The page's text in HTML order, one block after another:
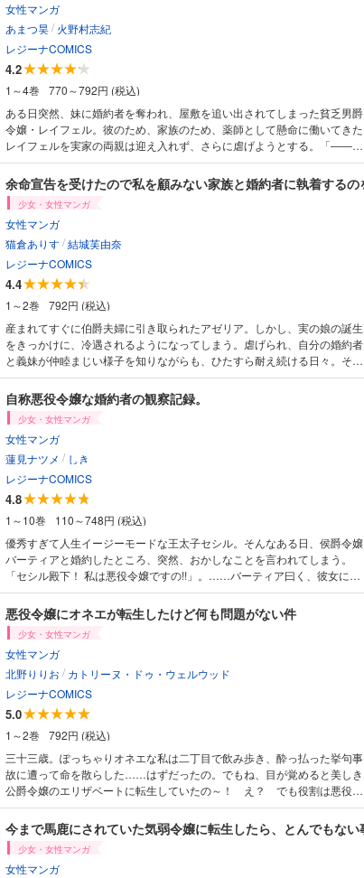
女性マンガ
あまつ昊/ 火野村志紀
レジーナCOMICS
4.2
1～4巻
770～792円 (税込)
ある日突然、妹に婚約者を奪われ、屋敷を追い出されてしまった貧乏男爵
令嬢・レイフェル。彼のため、家族のため、薬師として懸命に働いてきた
レイフェルを実家の両親は迎え入れず、さらに虐げようとする。「――あ
ぁもう我慢の限界です。」実家を飛び出し、一人で新しい人生を始めよう
と決意したレイフェルだけど、とある村で薬師として働くうちに、秘めら
れた才能が発覚して――!? 天才薬師のチートすぎるセカンドライフ、開
幕！少女・女性マンガ
女性マンガ
猫倉ありす/結城芙由奈
レジーナCOMICS
4.4
1～2巻
792円 (税込)
産まれてすぐに伯爵夫婦に引き取られたアゼリア。しかし、実の娘の誕生
をきっかけに、冷遇されるようになってしまう。虐げられ、自分の婚約者
と義妹が仲睦まじい様子を知りながらも、ひたすら耐え続ける日々。そん
なある時、余命半年と宣告される。病のことを家族に言い出せないアゼリ
アだったが、婚約者・マルセルに知られたことをきっかけに、次々にアゼ
リアの味方が増えていって――。絶望からの大逆転ハートフルストーリー
第１巻！
自称悪役令嬢な婚約者の観察記録。
少女・女性マンガ
女性マンガ
蓮見ナツメ / しき
レジーナCOMICS
4.8
1～10巻
110～748円 (税込)
優秀すぎて人生イージーモードな王太子セシル。そんなある日、侯爵令嬢
バーティアと婚約したところ、突然、おかしなことを言われてしまう。
「セシル殿下！ 私は悪役令嬢ですの!!」。……バーティア曰く、彼女には
前世の記憶があり、ここは『乙女ゲーム』の世界で、彼女はセシルとヒロ
インの仲を引き裂く『悪役令嬢』なのだという。立派な悪役になって婚約
破棄されることを目標に突っ走るバーティアは、退屈なセシルの日々に
次々と騒動を巻き起こし始めて――？ 異色のラブ（？）ファンタジーコ
ミカライズ、待望の第１巻！
悪役令嬢にオネエが転生したけど何も問題がない件
少女・女性マンガ
女性マンガ
北野りりお / カトリーヌ・ドゥ・ウェルウッド
レジーナCOMICS
5.0
1～2巻
792円 (税込)
三十三歳。ぽっちゃりオネエな私は二丁目で飲み歩き、酔っ払った挙句事
故に遭って命を散らした……はずだったの。でもね、目が覚めると美しき
公爵令嬢のエリザベートに転生していたの～！ え？ でも役割は悪役令
嬢ですって？ ご冗談を！そんなことよりこの美貌を活かして好みのゴリ
マッチョな恋人作りでしょっ もう！ 緩すぎる世界にツッコミを入れつ
つ知識チートで無双するエリザベートは本人の望みとは真逆なスラリとし
たイケメン王子様から猛アプローチされて――
少女・女性マンガ
女性マンガ